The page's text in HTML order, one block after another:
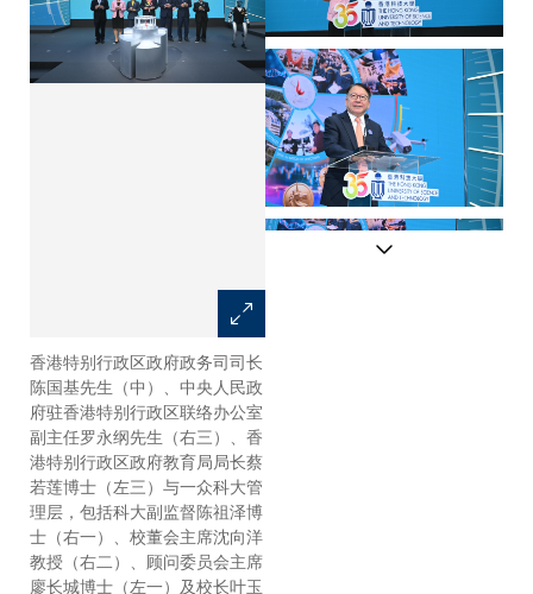
香港特别行政区政府政务司司长
陈国基先生（中）、中央人民政
府驻香港特别行政区联络办公室
副主任罗永纲先生（右三）、香
港特别行政区政府教育局局长蔡
若莲博士（左三）与一众科大管
理层，包括科大副监督陈祖泽博
士（右一）、校董会主席沈向洋
教授（右二）、顾问委员会主席
廖长城博士（左一）及校长叶玉